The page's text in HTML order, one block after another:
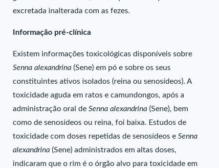
excretada inalterada com as fezes.
Informação pré-clínica
Existem informações toxicológicas disponíveis sobre
Senna alexandrina (Sene) em pó e sobre os seus
constituintes ativos isolados (reina ou senosídeos). A
toxicidade aguda em ratos e camundongos, após a
administração oral deSenna alexandrina (Sene), bem
como de senosídeos ou reina, foi baixa. Estudos de
toxicidade com doses repetidas de senosídeos eSenna
alexandrina (Sene) administrados em altas doses,
indicaram que o rim é o órgão alvo para toxicidade em